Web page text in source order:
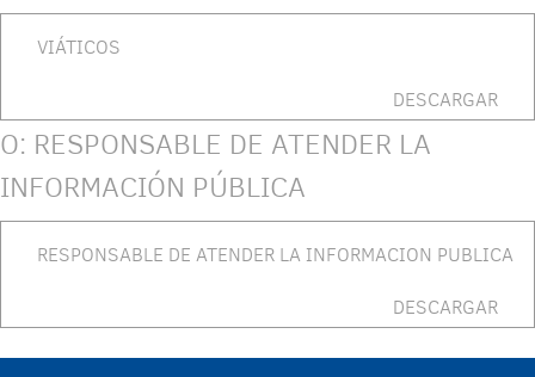
VIÁTICOS
DESCARGAR
O: RESPONSABLE DE ATENDER LA
INFORMACIÓN PÚBLICA
RESPONSABLE DE ATENDER LA INFORMACION PUBLICA
DESCARGAR